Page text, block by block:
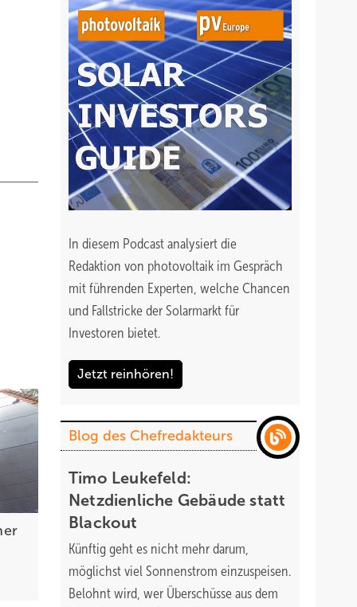
an,
an
sie
so
In diesem Podcast analysiert die
Redaktion von photovoltaik im Gespräch
mit führenden Experten, welche Chancen
und Fallstricke der Solarmarkt für
Investoren bietet.
Jetzt reinhören!
Blog des Chefredakteurs
Timo Leukefeld:
Netzdienliche Gebäude statt
Blackout
Künftig geht es nicht mehr darum,
möglichst viel Sonnenstrom einzuspeisen.
Belohnt wird, wer Überschüsse aus dem